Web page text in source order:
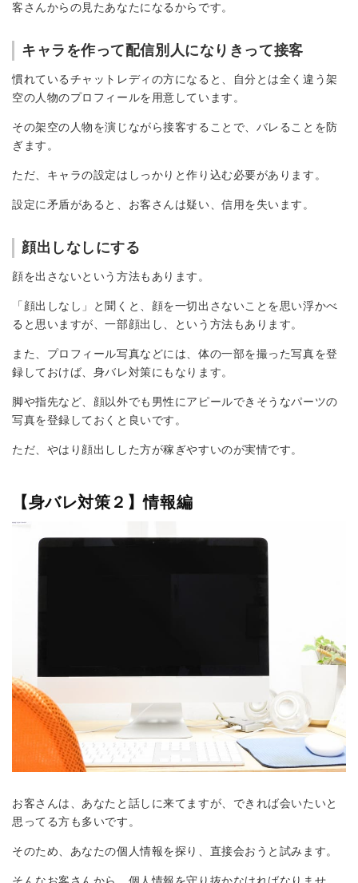
客さんからの見たあなたになるからです。
キャラを作って配信別人になりきって接客
慣れているチャットレディの方になると、自分とは全く違う架
空の人物のプロフィールを用意しています。
その架空の人物を演じながら接客することで、バレることを防
ぎます。
ただ、キャラの設定はしっかりと作り込む必要があります。
設定に矛盾があると、お客さんは疑い、信用を失います。
顔出しなしにする
顔を出さないという方法もあります。
「顔出しなし」と聞くと、顔を一切出さないことを思い浮かべ
ると思いますが、一部顔出し、という方法もあります。
また、プロフィール写真などには、体の一部を撮った写真を登
録しておけば、身バレ対策にもなります。
脚や指先など、顔以外でも男性にアピールできそうなパーツの
写真を登録しておくと良いです。
ただ、やはり顔出しした方が稼ぎやすいのが実情です。
【身バレ対策２】情報編
お客さんは、あなたと話しに来てますが、できれば会いたいと
思ってる方も多いです。
そのため、あなたの個人情報を探り、直接会おうと試みます。